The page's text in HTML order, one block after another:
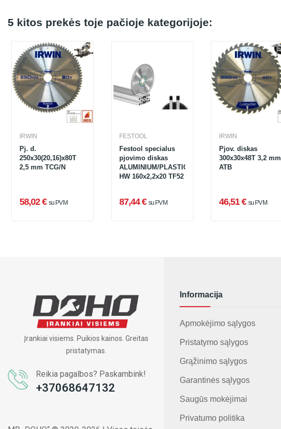
5 kitos prekės toje pačioje kategorijoje:
IRWIN
Pj. d.
250x30(20,16)x80T
2,5 mm TCG/N
58,02 € su PVM
FESTOOL
Festool specialus
pjovimo diskas
ALUMINIUM/PLASTICS
HW 160x2,2x20 TF52
87,44 € su PVM
IRWIN
Pjov. diskas
300x30x48T 3,2 mm
ATB
46,51 € su PVM
Įrankiai visiems. Puikios kainos. Greitas
pristatymas.
Reikia pagalbos? Paskambink!
+37068647132
Informacija
Apmokėjimo sąlygos
Pristatymo sąlygos
Grąžinimo sąlygos
Garantinės sąlygos
Saugūs mokėjimai
Privatumo politika